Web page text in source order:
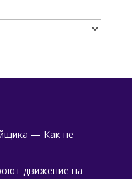
— Как не
движение на